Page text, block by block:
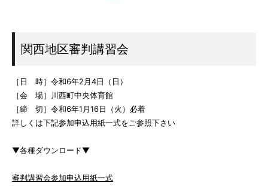
関西地区審判講習会
［日 時］令和6年2月4日（日）
［会 場］川西町中央体育館
［締 切］令和6年1月16日（火）必着
詳しくは下記参加申込用紙一式をご参照下さい
▼各種ダウンロード▼
審判講習会参加申込用紙一式